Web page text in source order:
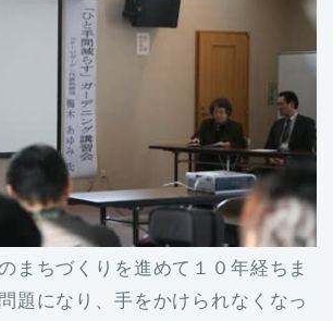
まちづくりを進めて１０年経ちま
題になり、手をかけられなくなっ